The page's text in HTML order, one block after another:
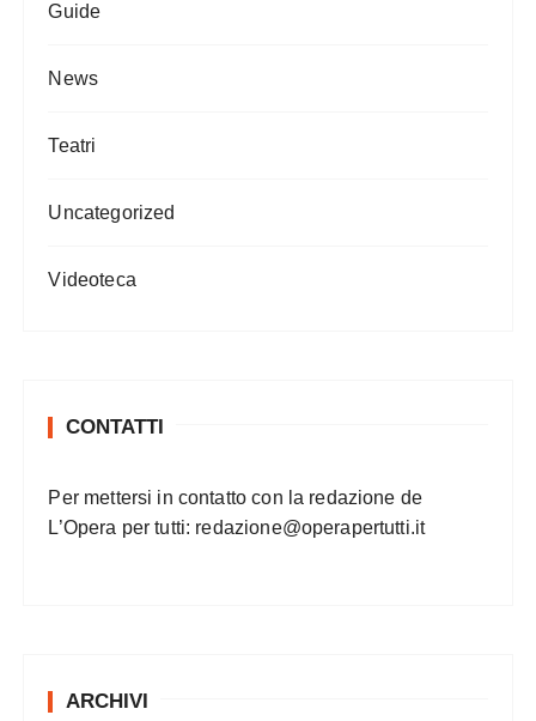
Guide
News
Teatri
Uncategorized
Videoteca
CONTATTI
Per mettersi in contatto con la redazione de
L’Opera per tutti: redazione@operapertutti.it
ARCHIVI